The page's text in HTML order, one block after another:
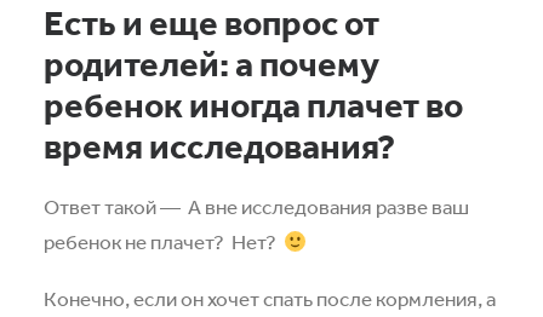
Есть и еще вопрос от
родителей: а почему
ребенок иногда плачет во
время исследования?
Ответ такой — А вне исследования разве ваш
ребенок не плачет? Нет?
Конечно, если он хочет спать после кормления, а